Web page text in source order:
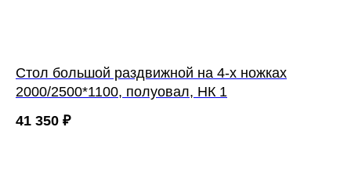
Cтол большой раздвижной на 4-х ножках
2000/2500*1100, полуовал, НК 1
41 350 ₽